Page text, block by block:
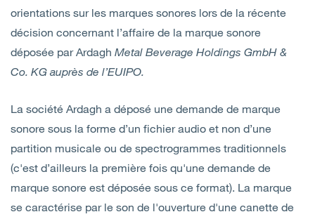
orientations sur les marques sonores lors de la récente
décision concernant l’affaire de la marque sonore
déposée par Ardagh Metal Beverage Holdings GmbH &
Co. KG auprès de l’EUIPO.
La société Ardagh a déposé une demande de marque
sonore sous la forme d’un fichier audio et non d’une
partition musicale ou de spectrogrammes traditionnels
(c'est d’ailleurs la première fois qu'une demande de
marque sonore est déposée sous ce format). La marque
se caractérise par le son de l'ouverture d'une canette de